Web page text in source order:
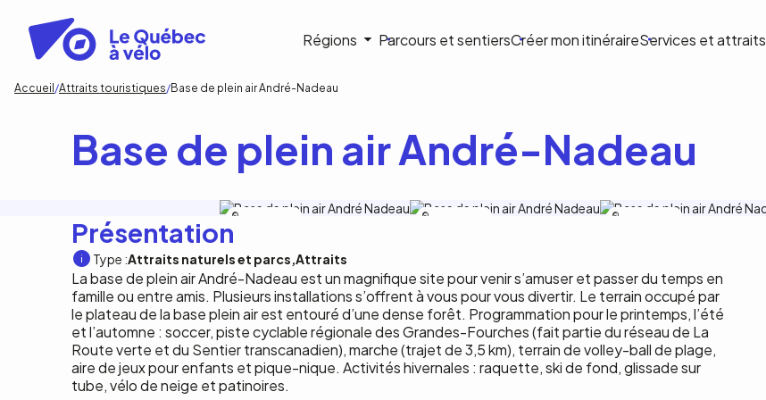
contenu
principal
Navigation
principale
Régions Parcours et sentiersCréer mon itinéraireServices et attraits
Fil
d'Ariane
Accueil Attraits touristiques Base de plein air André-Nadeau
Base de plein air André-Nadeau
Présentation
Type :Attraits naturels et parcs Attraits
La base de plein air André-Nadeau est un magnifique site pour venir s’amuser et passer du temps en
famille ou entre amis. Plusieurs installations s’offrent à vous pour vous divertir. Le terrain occupé par
le plateau de la base plein air est entouré d’une dense forêt. Programmation pour le printemps, l’été
et l’automne : soccer, piste cyclable régionale des Grandes-Fourches (fait partie du réseau de La
Route verte et du Sentier transcanadien), marche (trajet de 3,5 km), terrain de volley-ball de plage,
aire de jeux pour enfants et pique-nique. Activités hivernales : raquette, ski de fond, glissade sur
tube, vélo de neige et patinoires.